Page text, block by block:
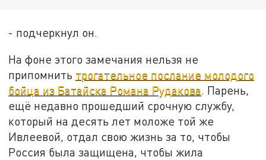
- подчеркнул он.
На фоне этого замечания нельзя не
припомнить трогательное послание молодого
бойца из Батайска Романа Рудакова. Парень,
ещё недавно прошедший срочную службу,
который на десять лет моложе той же
Ивлеевой, отдал свою жизнь за то, чтобы
Россия была защищена, чтобы жила